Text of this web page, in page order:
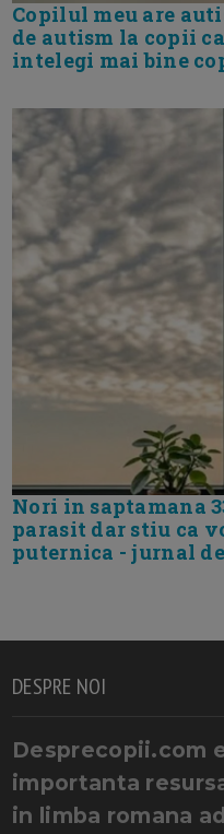
Copilul meu are
de autism la copii
intelegi mai bine
Nori in saptamana
parasit dar stiu ca
puternica - jurnal
DESPRE NOI
Desprecopii.com
importanta
in limba romana